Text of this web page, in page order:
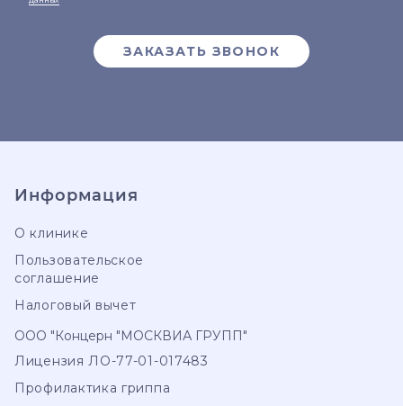
ЗАКАЗАТЬ ЗВОНОК
Информация
О клинике
Пользовательское
соглашение
Налоговый вычет
ООО "Концерн "МОСКВИА ГРУПП"
Лицензия ЛО-77-01-017483
Профилактика гриппа